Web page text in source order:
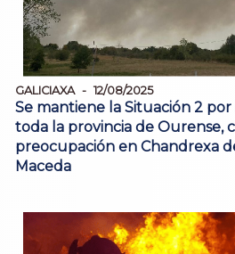
GALICIAXA 12/08/2025
Se mantiene la Situación 2
toda la provincia de Ourense,
preocupación en Chandrexa
Maceda